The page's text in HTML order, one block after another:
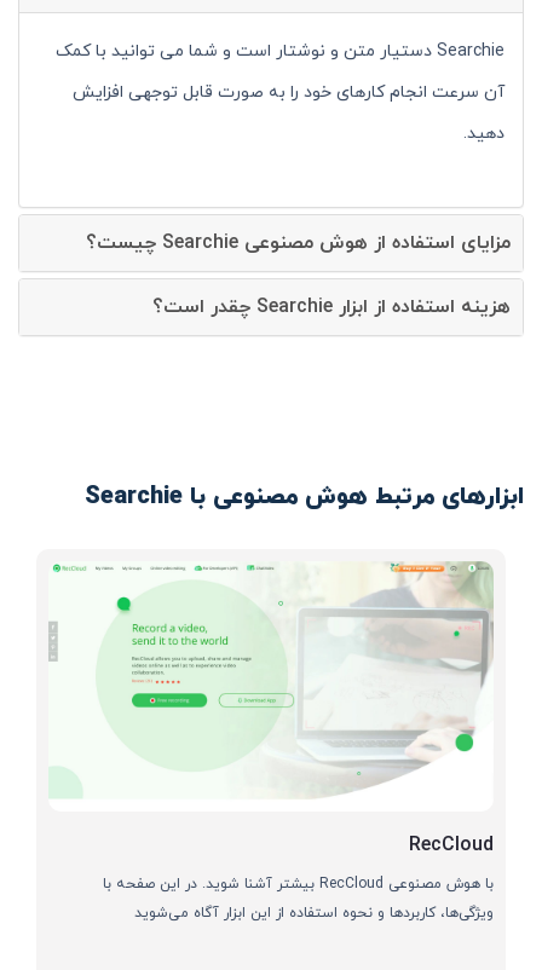
Searchie دستیار متن و نوشتار است و شما می توانید با کمک
آن سرعت انجام کارهای خود را به صورت قابل توجهی افزایش
دهید.
مزایای استفاده از هوش مصنوعی Searchie چیست؟
هزینه استفاده از ابزار Searchie چقدر است؟
ابزارهای مرتبط هوش مصنوعی با Searchie
RecCloud
با هوش مصنوعی RecCloud بیشتر آشنا شوید. در این صفحه با
ویژگی‌ها، کاربردها و نحوه استفاده از این ابزار آگاه می‌شوید